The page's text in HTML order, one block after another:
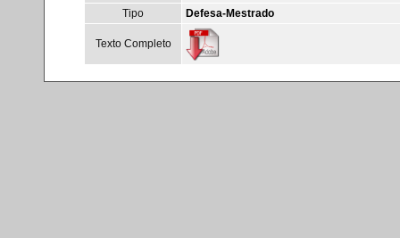
Tipo
Defesa-Mestrado
Texto Completo